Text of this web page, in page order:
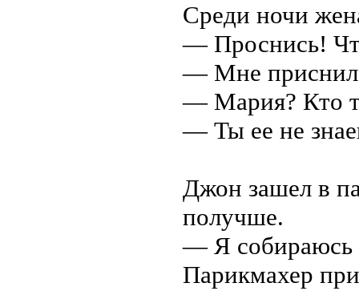
Среди ночи
— Проснись!
— Мне
— Мария? Кто
— Ты ее не
Джон зашел в
получше.
— Я
Парикмахер